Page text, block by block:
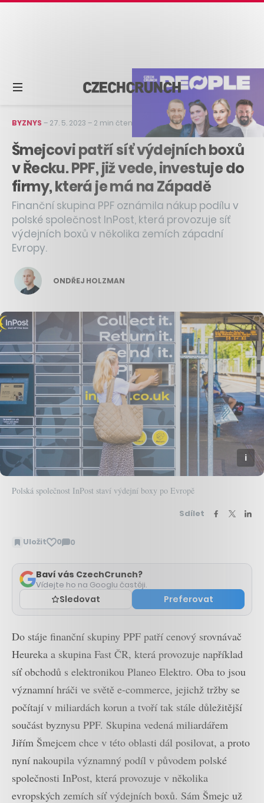
BYZNYS – 27. 5. 2023 – 2 min čtení
Šmejcovi patří síť výdejních boxů
v Řecku. PPF, již vede, investuje do
firmy, která je má na Západě
Finanční skupina PPF oznámila nákup podílu v
polské společnost InPost, která provozuje síť
výdejních boxů v několika zemích západní
Evropy.
ONDŘEJ HOLZMAN
Polská společnost InPost staví výdejní boxy po Evropě
Sdílet
Uložit 0 0
Zobrazit
Baví vás CzechCrunch?
Vídejte ho na Googlu častěji.
Sledovat Preferovat
Do stáje finanční skupiny PPF patří cenový srovnávač
Heureka a skupina Fast ČR, která provozuje například
síť obchodů s elektronikou Planeo Elektro. Oba to jsou
významní hráči ve světě e-commerce, jejichž tržby se
počítají v miliardách korun a tvoří tak stále důležitější
součást byznysu PPF. Skupina vedená miliardářem
Jiřím Šmejcem chce v této oblasti dál posilovat, a proto
nyní nakoupila významný podíl v původem polské
společnosti InPost, která provozuje v několika
evropských zemích síť výdejních boxů. Sám Šmejc už